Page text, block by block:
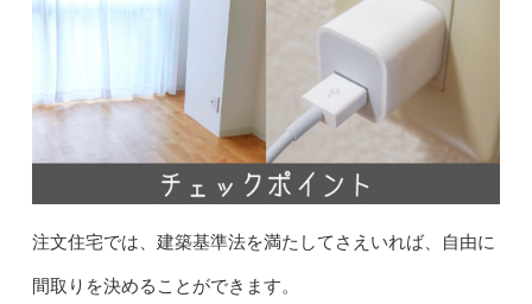
注文住宅では、建築基準法を満たしてさえいれば、自由に
間取りを決めることができます。